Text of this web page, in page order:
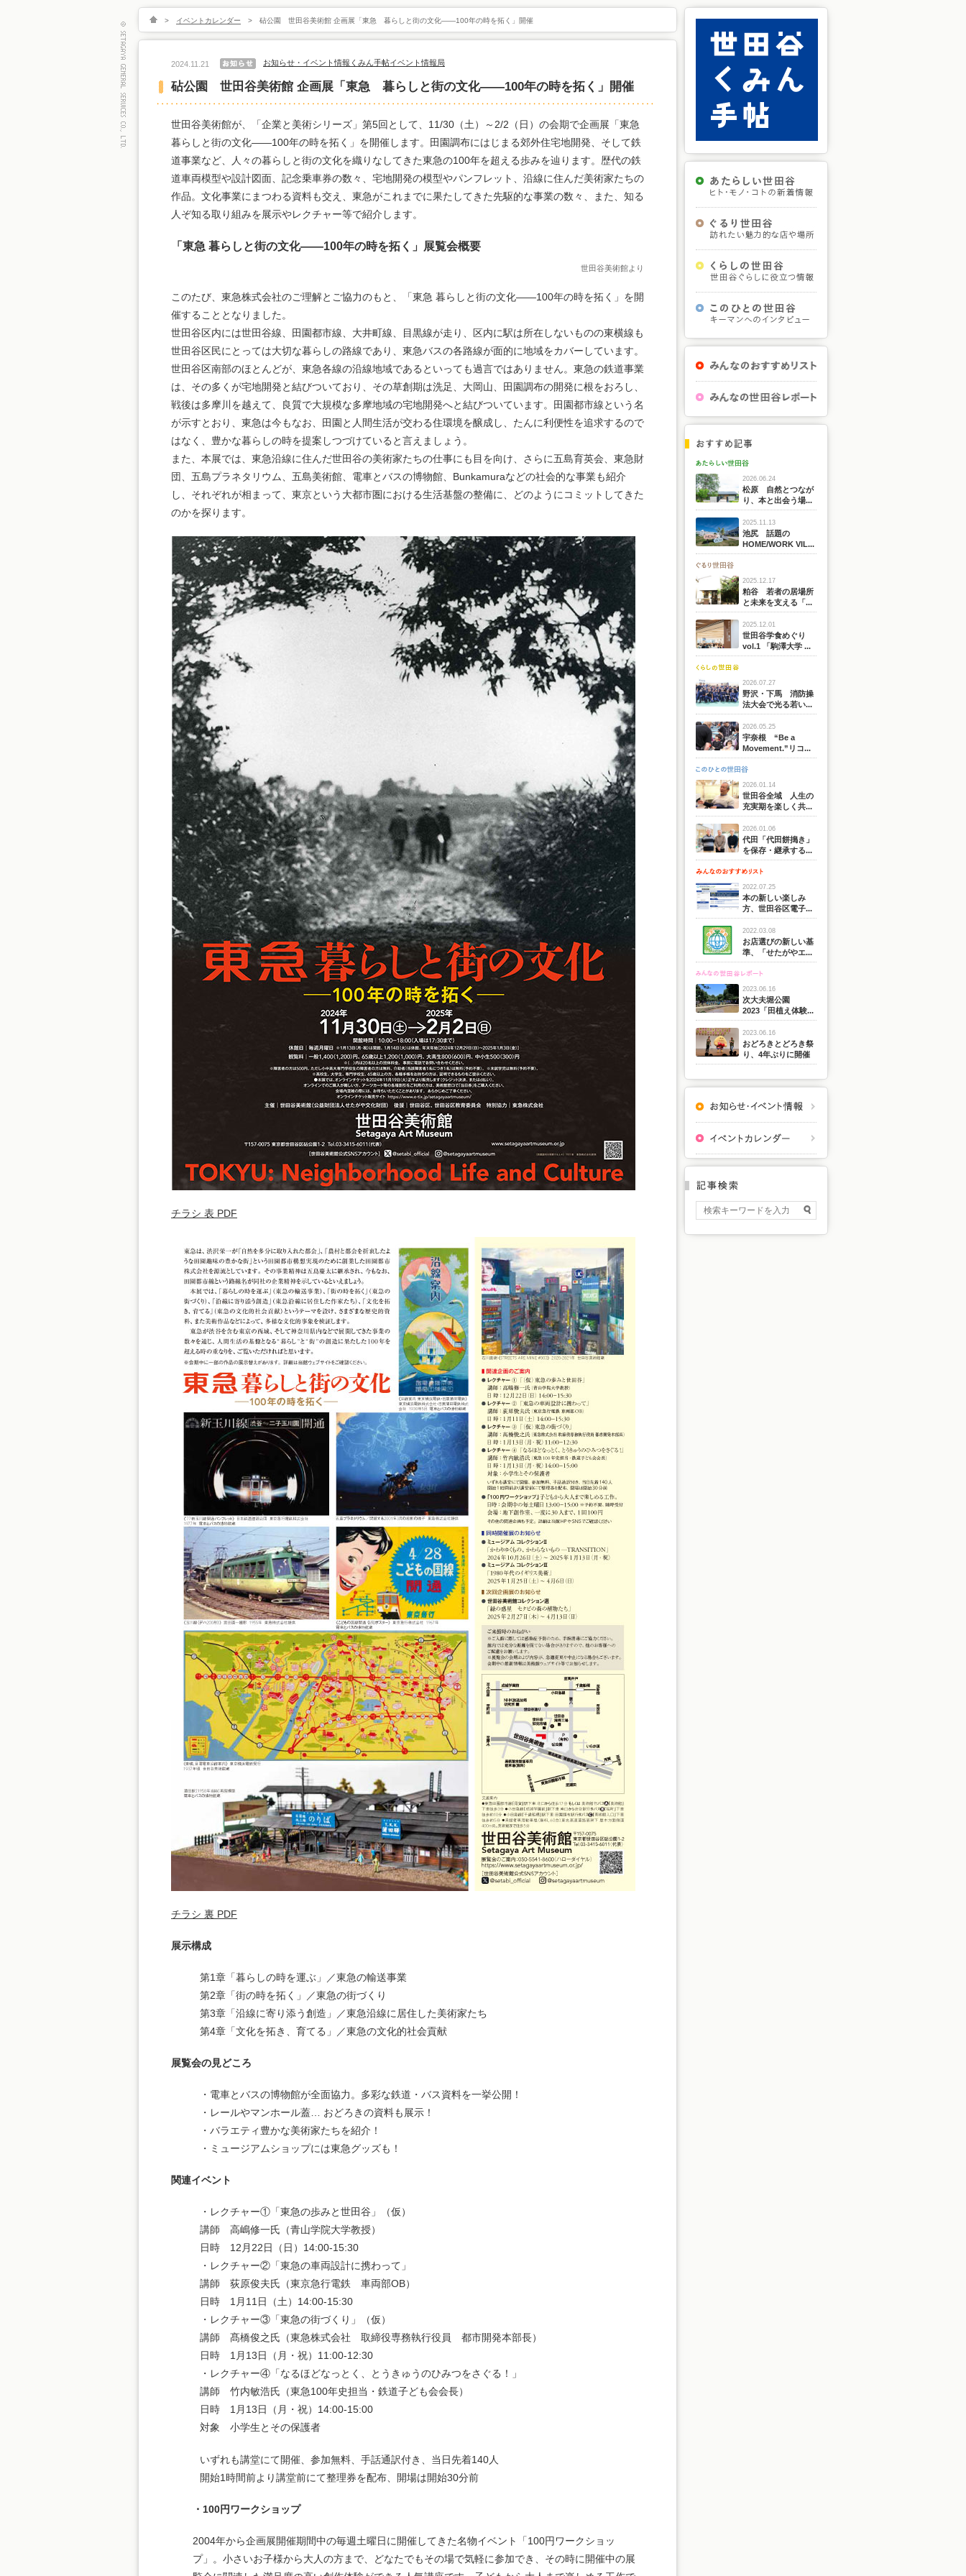
> イベントカレンダー > 砧公園 世田谷美術館 企画展「東急 暮らしと街の文化――100年の時を拓く」開催
2024.11.21 お知らせ・イベント情報 くみん手帖イベント情報局
砧公園 世田谷美術館 企画展「東急 暮らしと街の文化――100年の時を拓く」開催
世田谷美術館が、「企業と美術シリーズ」第5回として、11/30（土）～2/2（日）の会期で企画展「東急
暮らしと街の文化――100年の時を拓く」を開催します。田園調布にはじまる郊外住宅地開発、そして鉄
道事業など、人々の暮らしと街の文化を織りなしてきた東急の100年を超える歩みを辿ります。歴代の鉄
道車両模型や設計図面、記念乗車券の数々、宅地開発の模型やパンフレット、沿線に住んだ美術家たちの
作品。文化事業にまつわる資料も交え、東急がこれまでに果たしてきた先駆的な事業の数々、また、知る
人ぞ知る取り組みを展示やレクチャー等で紹介します。
「東急 暮らしと街の文化――100年の時を拓く」展覧会概要
世田谷美術館より
このたび、東急株式会社のご理解とご協力のもと、「東急 暮らしと街の文化――100年の時を拓く」を開
催することとなりました。
世田谷区内には世田谷線、田園都市線、大井町線、目黒線が走り、区内に駅は所在しないものの東横線も
世田谷区民にとっては大切な暮らしの路線であり、東急バスの各路線が面的に地域をカバーしています。
世田谷区南部のほとんどが、東急各線の沿線地域であるといっても過言ではありません。東急の鉄道事業
は、その多くが宅地開発と結びついており、その草創期は洗足、大岡山、田園調布の開発に根をおろし、
戦後は多摩川を越えて、良質で大規模な多摩地域の宅地開発へと結びついています。田園都市線という名
が示すとおり、東急は今もなお、田園と人間生活が交わる住環境を醸成し、たんに利便性を追求するので
はなく、豊かな暮らしの時を提案しつづけていると言えましょう。
また、本展では、東急沿線に住んだ世田谷の美術家たちの仕事にも目を向け、さらに五島育英会、東急財
団、五島プラネタリウム、五島美術館、電車とバスの博物館、Bunkamuraなどの社会的な事業も紹介
し、それぞれが相まって、東京という大都市圏における生活基盤の整備に、どのようにコミットしてきた
のかを探ります。
チラシ 表 PDF
チラシ 裏 PDF
展示構成
第1章「暮らしの時を運ぶ」／東急の輸送事業
第2章「街の時を拓く」／東急の街づくり
第3章「沿線に寄り添う創造」／東急沿線に居住した美術家たち
第4章「文化を拓き、育てる」／東急の文化的社会貢献
展覧会の見どころ
・電車とバスの博物館が全面協力。多彩な鉄道・バス資料を一挙公開！
・レールやマンホール蓋… おどろきの資料も展示！
・バラエティ豊かな美術家たちを紹介！
・ミュージアムショップには東急グッズも！
関連イベント
・レクチャー①「東急の歩みと世田谷」（仮）
講師 高嶋修一氏（青山学院大学教授）
日時 12月22日（日）14:00-15:30
・レクチャー②「東急の車両設計に携わって」
講師 荻原俊夫氏（東京急行電鉄 車両部OB）
日時 1月11日（土）14:00-15:30
・レクチャー③「東急の街づくり」（仮）
講師 髙橋俊之氏（東急株式会社 取締役専務執行役員 都市開発本部長）
日時 1月13日（月・祝）11:00-12:30
・レクチャー④「なるほどなっとく、とうきゅうのひみつをさぐる！」
講師 竹内敏浩氏（東急100年史担当・鉄道子ども会会長）
日時 1月13日（月・祝）14:00-15:00
対象 小学生とその保護者
いずれも講堂にて開催、参加無料、手話通訳付き、当日先着140人
開始1時間前より講堂前にて整理券を配布、開場は開始30分前
・100円ワークショップ
2004年から企画展開催期間中の毎週土曜日に開催してきた名物イベント「100円ワークショッ
プ」。小さいお子様から大人の方まで、どなたでもその場で気軽に参加でき、その時に開催中の展
2026.06.24
松原 自然とつなが
り、本と出会う場...
2025.11.13
池尻 話題の
HOME/WORK VIL...
2025.12.17
粕谷 若者の居場所
と未来を支える「...
2025.12.01
世田谷学食めぐり
vol.1 「駒澤大学 ...
2026.07.27
野沢・下馬 消防操
法大会で光る若い...
2026.05.25
宇奈根 “Be a
Movement.”リコ...
2026.01.14
世田谷全域 人生の
充実期を楽しく共...
2026.01.06
代田「代田餅搗き」
を保存・継承する...
2022.07.25
本の新しい楽しみ
方、世田谷区電子...
2022.03.08
お店選びの新しい基
準、「せたがやエ...
2023.06.16
次大夫堀公園
2023「田植え体験...
2023.06.16
おどろきとどろき祭
り、4年ぶりに開催